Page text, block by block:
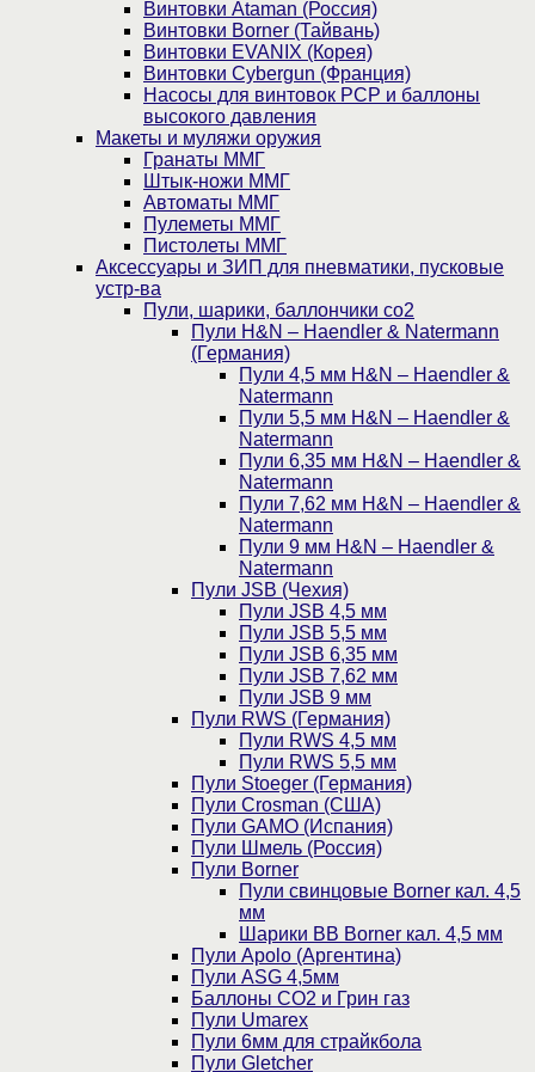
Винтовки Ataman (Россия)
Винтовки Borner (Тайвань)
Винтовки EVANIX (Корея)
Винтовки Cybergun (Франция)
Насосы для винтовок PCP и баллоны
высокого давления
Макеты и муляжи оружия
Гранаты ММГ
Штык-ножи ММГ
Автоматы ММГ
Пулеметы ММГ
Пистолеты ММГ
Аксессуары и ЗИП для пневматики, пусковые
устр-ва
Пули, шарики, баллончики со2
Пули H&N – Haendler & Natermann
(Германия)
Пули 4,5 мм H&N – Haendler &
Natermann
Пули 5,5 мм H&N – Haendler &
Natermann
Пули 6,35 мм H&N – Haendler &
Natermann
Пули 7,62 мм H&N – Haendler &
Natermann
Пули 9 мм H&N – Haendler &
Natermann
Пули JSB (Чехия)
Пули JSB 4,5 мм
Пули JSB 5,5 мм
Пули JSB 6,35 мм
Пули JSB 7,62 мм
Пули JSB 9 мм
Пули RWS (Германия)
Пули RWS 4,5 мм
Пули RWS 5,5 мм
Пули Stoeger (Германия)
Пули Crosman (США)
Пули GAMO (Испания)
Пули Шмель (Россия)
Пули Borner
Пули свинцовые Borner кал. 4,5
мм
Шарики BB Borner кал. 4,5 мм
Пули Apolo (Аргентина)
Пули ASG 4,5мм
Баллоны CO2 и Грин газ
Пули Umarex
Пули 6мм для страйкбола
Пули Gletcher